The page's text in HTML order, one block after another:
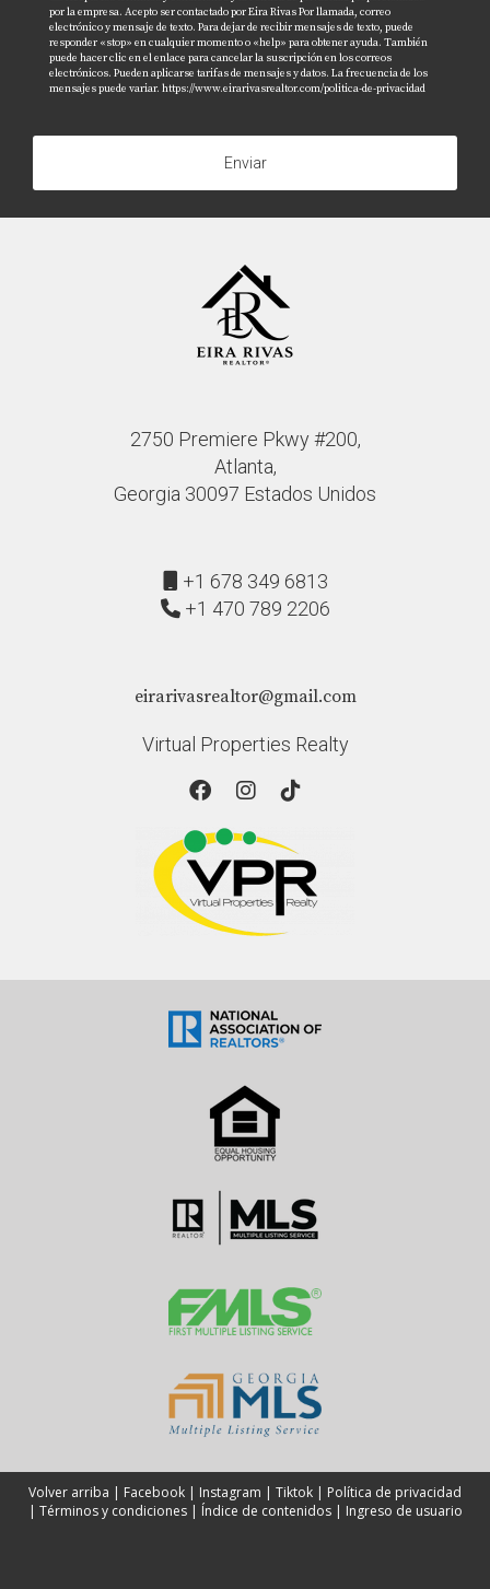
por la empresa. Acepto ser contactado por Eira Rivas Por llamada, correo
electrónico y mensaje de texto. Para dejar de recibir mensajes de texto, puede
responder «stop» en cualquier momento o «help» para obtener ayuda. También
puede hacer clic en el enlace para cancelar la suscripción en los correos
electrónicos. Pueden aplicarse tarifas de mensajes y datos. La frecuencia de los
mensajes puede variar. https://www.eirarivasrealtor.com/politica-de-privacidad
Enviar
2750 Premiere Pkwy #200,
Atlanta,
Georgia 30097 Estados Unidos
+1 678 349 6813
+1 470 789 2206
eirarivasrealtor@gmail.com
Virtual Properties Realty
Volver arriba | Facebook | Instagram | Tiktok | Política de privacidad
| Términos y condiciones| Índice de contenidos| Ingreso de usuario